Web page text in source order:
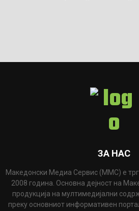
ЗА НАС
Македонски Медиа Сервис (ММС) е
2008 година. Основна дејност на
продукција на мултимедијални
преку основниот информативен